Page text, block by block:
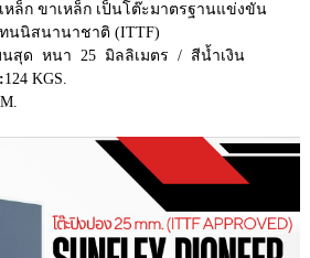
หล็ก ขาเหล็ก เป็นโต๊ะมาตรฐานแข่งขัน
ทนนิสนานาชาติ (ITTF)
นสุด หนา 25 มิลลิเมตร / สีน้ำเงิน
124 KGS.